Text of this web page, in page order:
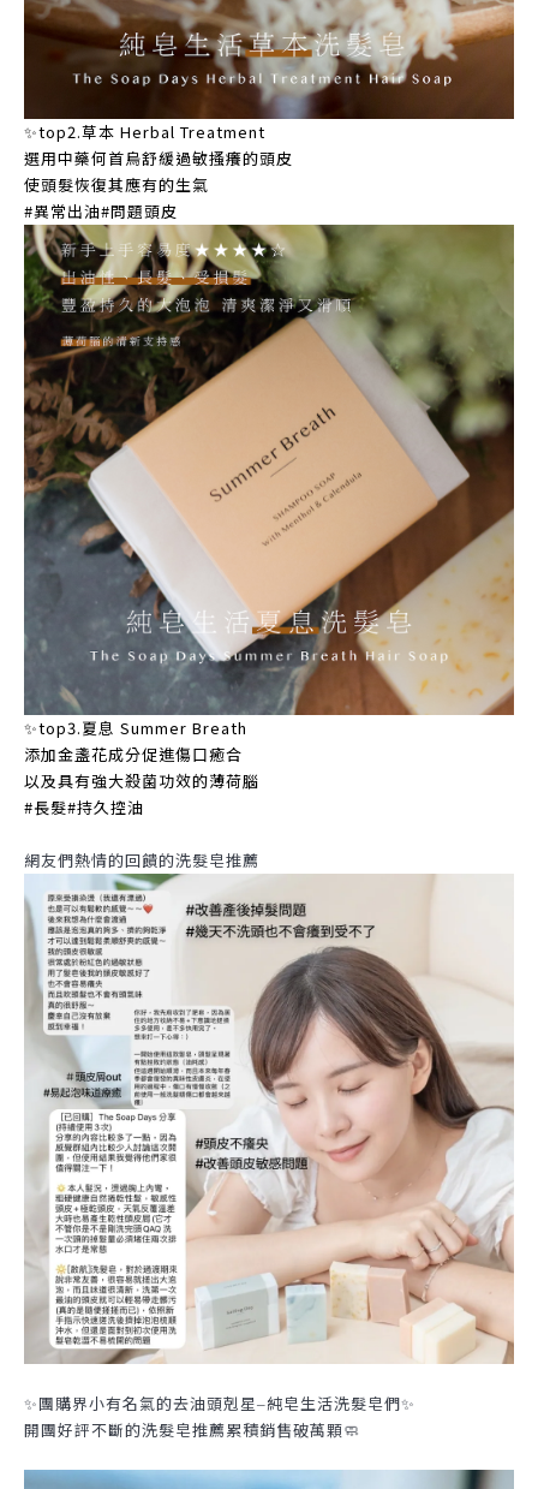
✨top2.草本 Herbal Treatment
選用中藥何首烏舒緩過敏搔癢的頭皮
使頭髮恢復其應有的生氣
#異常出油#問題頭皮
✨top3.夏息 Summer Breath
添加金盞花成分促進傷口癒合
以及具有強大殺菌功效的薄荷腦
#長髮#持久控油
網友們熱情的回饋的洗髮皂推薦
✨團購界小有名氣的去油頭剋星–純皂生活洗髮皂們✨
開團好評不斷的洗髮皂推薦累積銷售破萬顆🧼